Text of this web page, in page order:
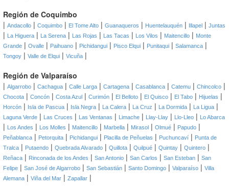
Región de Coquimbo
| Andacollo | Coquimbo | El Tome Alto | Guanaqueros | Huentelauquén | Illapel | Juntas
| La Higuera | La Serena | Las Rojas | Las Tacas | Los Vilos | Maitencillo | Monte
Grande | Ovalle | Paihuano | Pichidangui | Pisco Elqui | Punitaqui | Salamanca |
Tongoy | Valle de Elqui | Vicuña |
Región de Valparaíso
| Algarrobo | Cachagua | Calle Larga | Cartagena | Casablanca | Catemu | Chincolco |
Chocota | Concón | Costa Azul | Curimón | El Belloto | El Quisco | El Tabo | Hijuelas |
Horcón | Isla de Pascua | Isla Negra | La Calera | La Cruz | La Dormida | La Ligua |
Laguna Verde | Las Cruces | Las Ventanas | Limache | Llay-Llay | Llo-Lleo | Lo Abarca
| Los Andes | Los Molles | Maitencillo | Marbella | Mirasol | Olmué | Papudo |
Peñablanca | Petorquita | Pichidangui | Placilla de Peñuelas | Puchuncaví | Punta de
Tralca | Putaendo | Quebrada Alvarado | Quillota | Quilpué | Quintay | Quintero |
Reñaca | Rinconada de los Andes | San Antonio | San Carlos | San Esteban | San
Felipe | San José de Algarrobo | San Sebastián | Santo Domingo | Valparaíso | Villa
Alemana | Viña del Mar | Zapallar |